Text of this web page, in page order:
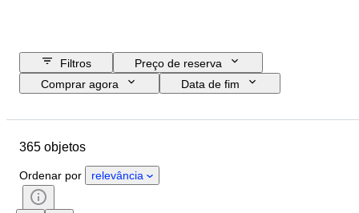
Filtros
Preço de reserva
Comprar agora
Data de fim
Extras
Fonte de alimentação
Empresa ferroviária
365 objetos
Ordenar por relevância